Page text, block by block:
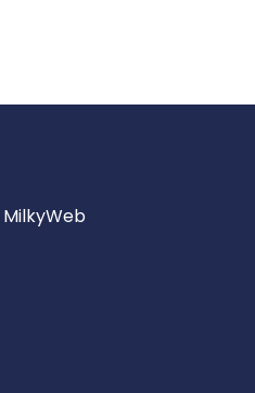
MilkyWeb